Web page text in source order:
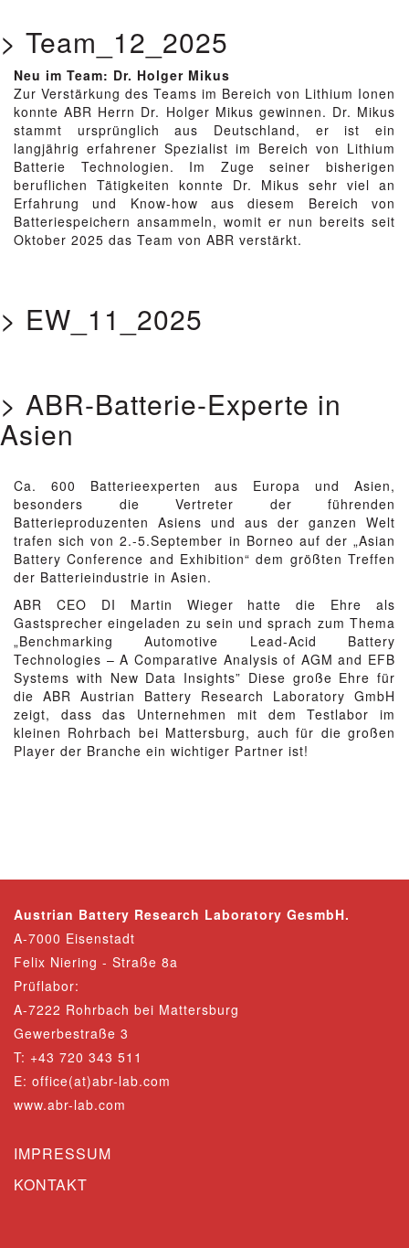
> Team_12_2025
Neu im Team: Dr. Holger Mikus
Zur Verstärkung des Teams im Bereich von Lithium Ionen
konnte ABR Herrn Dr. Holger Mikus gewinnen. Dr. Mikus
stammt ursprünglich aus Deutschland, er ist ein
langjährig erfahrener Spezialist im Bereich von Lithium
Batterie Technologien. Im Zuge seiner bisherigen
beruflichen Tätigkeiten konnte Dr. Mikus sehr viel an
Erfahrung und Know-how aus diesem Bereich von
Batteriespeichern ansammeln, womit er nun bereits seit
Oktober 2025 das Team von ABR verstärkt.
> EW_11_2025
> ABR-Batterie-Experte in
Asien
Ca. 600 Batterieexperten aus Europa und Asien,
besonders die Vertreter der führenden
Batterieproduzenten Asiens und aus der ganzen Welt
trafen sich von 2.-5.September in Borneo auf der „Asian
Battery Conference and Exhibition“ dem größten Treffen
der Batterieindustrie in Asien.
ABR CEO DI Martin Wieger hatte die Ehre als
Gastsprecher eingeladen zu sein und sprach zum Thema
„Benchmarking Automotive Lead-Acid Battery
Technologies – A Comparative Analysis of AGM and EFB
Systems with New Data Insights” Diese große Ehre für
die ABR Austrian Battery Research Laboratory GmbH
zeigt, dass das Unternehmen mit dem Testlabor im
kleinen Rohrbach bei Mattersburg, auch für die großen
Player der Branche ein wichtiger Partner ist!
Austrian Battery Research Laboratory GesmbH.
A-7000 Eisenstadt
Felix Niering - Straße 8a
Prüflabor:
A-7222 Rohrbach bei Mattersburg
Gewerbestraße 3
T: +43 720 343 511
E: office(at)abr-lab.com
www.abr-lab.com
IMPRESSUM
KONTAKT